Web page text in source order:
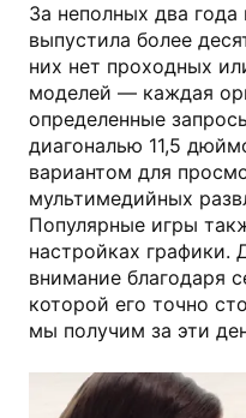
За неполных два года
выпустила более
них нет проходных
моделей — каждая
определенные
диагональю 11,5
вариантом для
мультимедийных
Популярные игры
настройках графики.
внимание благодаря
которой его точно
мы получим за эти